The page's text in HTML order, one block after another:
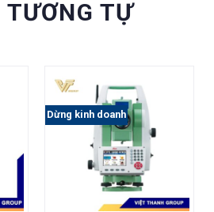
TỰ
Dừng kinh doanh